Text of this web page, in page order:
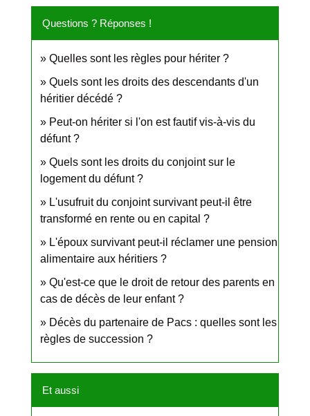
Questions ? Réponses !
Quelles sont les règles pour hériter ?
Quels sont les droits des descendants d'un
héritier décédé ?
Peut-on hériter si l'on est fautif vis-à-vis du
défunt ?
Quels sont les droits du conjoint sur le
logement du défunt ?
L'usufruit du conjoint survivant peut-il être
transformé en rente ou en capital ?
L'époux survivant peut-il réclamer une pension
alimentaire aux héritiers ?
Qu'est-ce que le droit de retour des parents en
cas de décès de leur enfant ?
Décès du partenaire de Pacs : quelles sont les
règles de succession ?
Et aussi